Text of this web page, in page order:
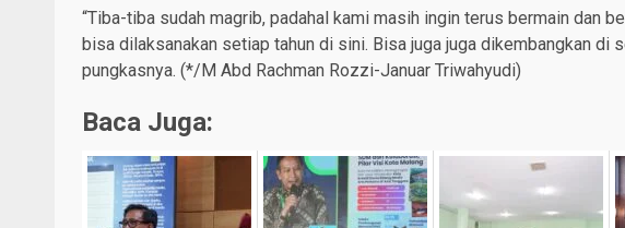
“Tiba-tiba sudah magrib, padahal kami masih ingin terus bermain dan
bisa dilaksanakan setiap tahun di sini. Bisa juga juga dikembangkan di
pungkasnya. (*/M Abd Rachman Rozzi-Januar Triwahyudi)
Baca Juga: